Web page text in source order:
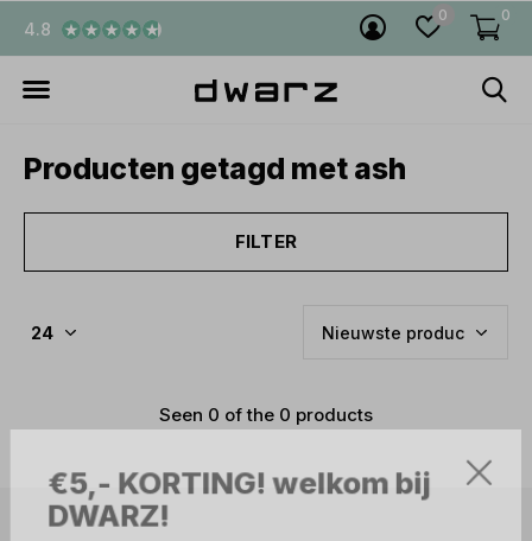
€5,- KORTING! welkom bij
DWARZ!
0 0
4.8
Producten getagd met ash
FILTER
Seen 0 of the 0 products